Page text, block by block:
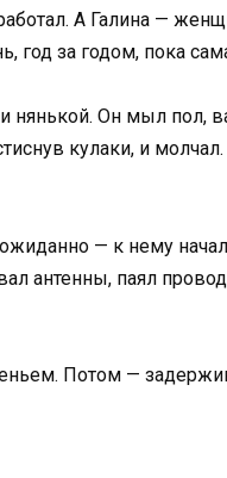
А Галина —
за годом, пока
нянькой. Он мыл пол,
кулаки, и
— к нему
антенны, паял
Потом —